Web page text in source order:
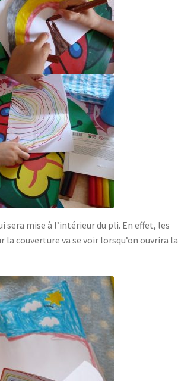
mise à l’intérieur du pli. En effet, les
la couverture va se voir lorsqu’on ouvrira la